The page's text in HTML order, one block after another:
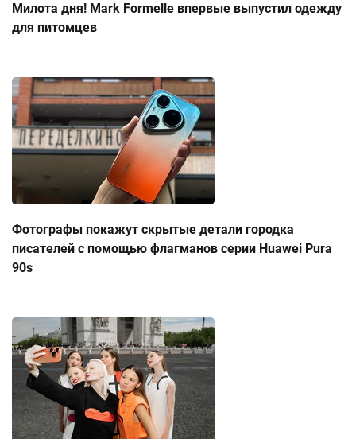
Милота дня! Mark Formelle впервые выпустил одежду
для питомцев
Фотографы покажут скрытые детали городка
писателей с помощью флагманов серии Huawei Pura
90s